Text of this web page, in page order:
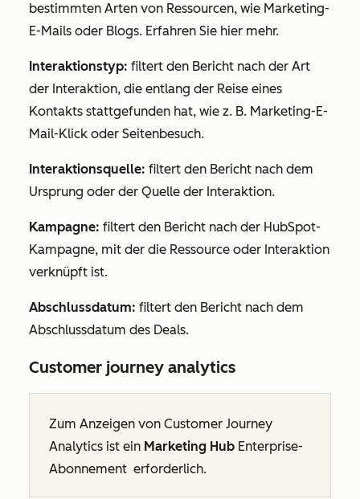
bestimmten Arten von Ressourcen, wie Marketing-
E-Mails oder Blogs. Erfahren Sie hier mehr.
Interaktionstyp: filtert den Bericht nach der Art
der Interaktion, die entlang der Reise eines
Kontakts stattgefunden hat, wie z. B. Marketing-E-
Mail-Klick oder Seitenbesuch.
Interaktionsquelle: filtert den Bericht nach dem
Ursprung oder der Quelle der Interaktion.
Kampagne: filtert den Bericht nach der HubSpot-
Kampagne, mit der die Ressource oder Interaktion
verknüpft ist.
Abschlussdatum: filtert den Bericht nach dem
Abschlussdatum des Deals.
Customer journey analytics
Zum Anzeigen von Customer Journey
Analytics ist ein Marketing Hub Enterprise-
Abonnement erforderlich.